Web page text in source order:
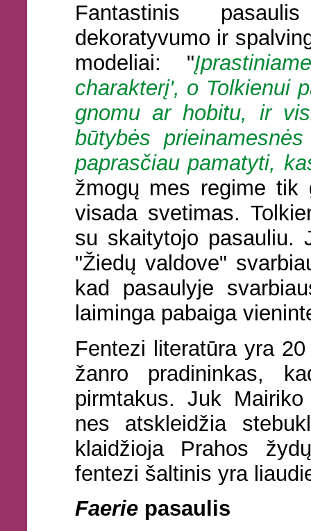
Fantastinis
dekoratyvumo ir
modeliai: "
charakterį', o Tolkienui
gnomu ar hobitu, ir
būtybės
paprasčiau pamatyti,
žmogų mes regime
visada svetimas.
su skaitytojo pasauliu.
"Žiedų valdove"
kad pasaulyje
laiminga pabaiga
Fentezi literatūra yra
žanro pradininkas,
pirmtakus. Juk
nes atskleidžia
klaidžioja Prahos
fentezi šaltinis yra
Faeriepasaulis